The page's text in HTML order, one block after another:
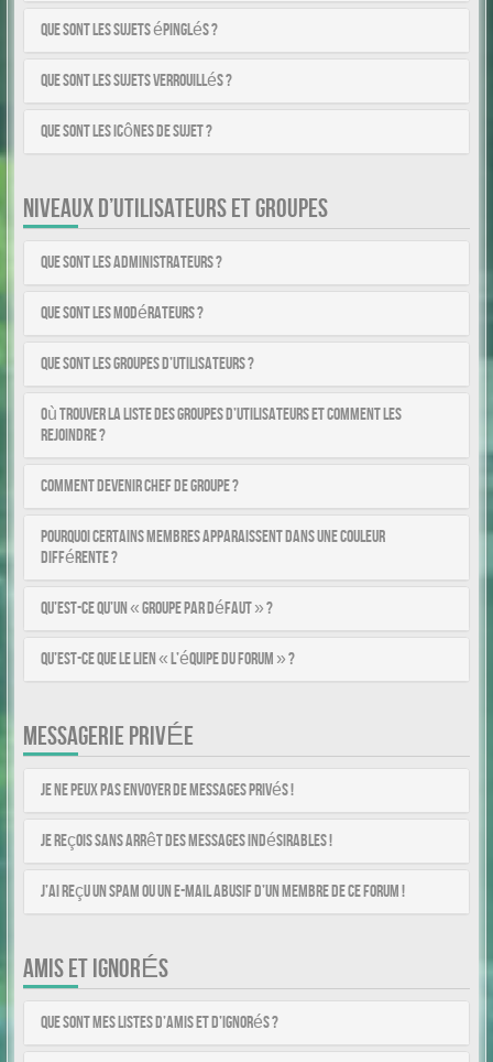
Que sont les sujets épinglés ?
Que sont les sujets verrouillés ?
Que sont les icônes de sujet ?
NIVEAUX D’UTILISATEURS ET GROUPES
Que sont les administrateurs ?
Que sont les modérateurs ?
Que sont les groupes d’utilisateurs ?
Où trouver la liste des groupes d’utilisateurs et comment les
rejoindre ?
Comment devenir chef de groupe ?
Pourquoi certains membres apparaissent dans une couleur
différente ?
Qu’est-ce qu’un « Groupe par défaut » ?
Qu’est-ce que le lien « L’équipe du forum » ?
MESSAGERIE PRIVÉE
Je ne peux pas envoyer de messages privés !
Je reçois sans arrêt des messages indésirables !
J’ai reçu un spam ou un e-mail abusif d’un membre de ce forum !
AMIS ET IGNORÉS
Que sont mes listes d’amis et d’ignorés ?